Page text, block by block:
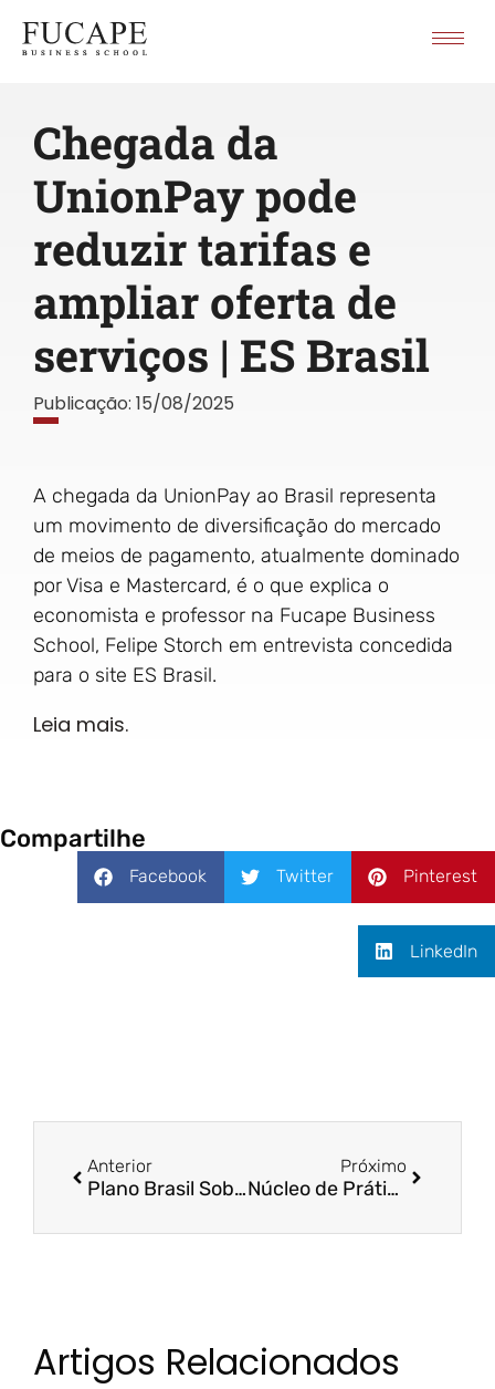
Chegada da
UnionPay pode
reduzir tarifas e
ampliar oferta de
serviços | ES Brasil
Publicação: 15/08/2025
A chegada da UnionPay ao Brasil representa
um movimento de diversificação do mercado
de meios de pagamento, atualmente dominado
por Visa e Mastercard, é o que explica o
economista e professor na Fucape Business
School, Felipe Storch em entrevista concedida
para o site ES Brasil.
Leia mais.
Compartilhe
Facebook Twitter Pinterest
LinkedIn
Anterior
Plano Brasil Soberano | IBEF-ES
Próximo
Núcleo de Práticas Jurídicas | ES 360
Artigos Relacionados